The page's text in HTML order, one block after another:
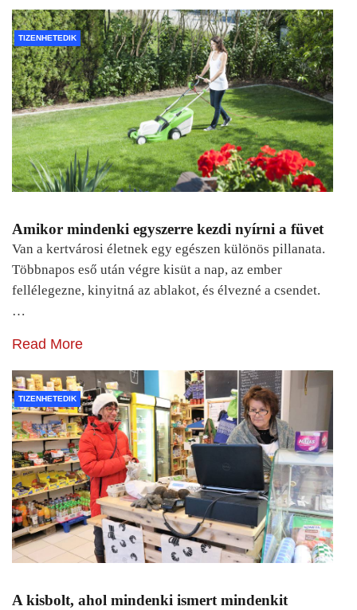
TIZENHETEDIK
Amikor mindenki egyszerre kezdi nyírni a füvet
Van a kertvárosi életnek egy egészen különös pillanata.
Többnapos eső után végre kisüt a nap, az ember
fellélegezne, kinyitná az ablakot, és élvezné a csendet.
…
Read More
TIZENHETEDIK
A kisbolt, ahol mindenki ismert mindenkit